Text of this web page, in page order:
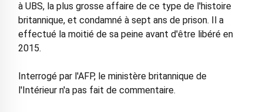
à UBS, la plus grosse affaire de ce type de l'histoire
britannique, et condamné à sept ans de prison. Il a
effectué la moitié de sa peine avant d'être libéré en
2015.
Interrogé par l'AFP, le ministère britannique de
l'Intérieur n'a pas fait de commentaire.